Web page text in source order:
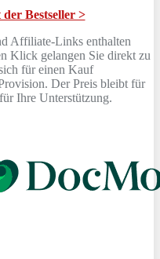
Bestseller >
Affiliate-Links enthalten
Klick gelangen Sie direkt zu
für einen Kauf
Der Preis bleibt für
Ihre Unterstützung.